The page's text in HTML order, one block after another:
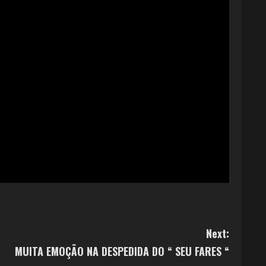
Next:
MUITA EMOÇÃO NA DESPEDIDA DO “ SEU FARES “